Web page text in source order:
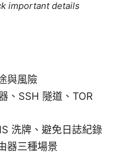
important details
與風險
、SSH 隧道、TOR
洗牌、避免日誌紀錄
器三種場景